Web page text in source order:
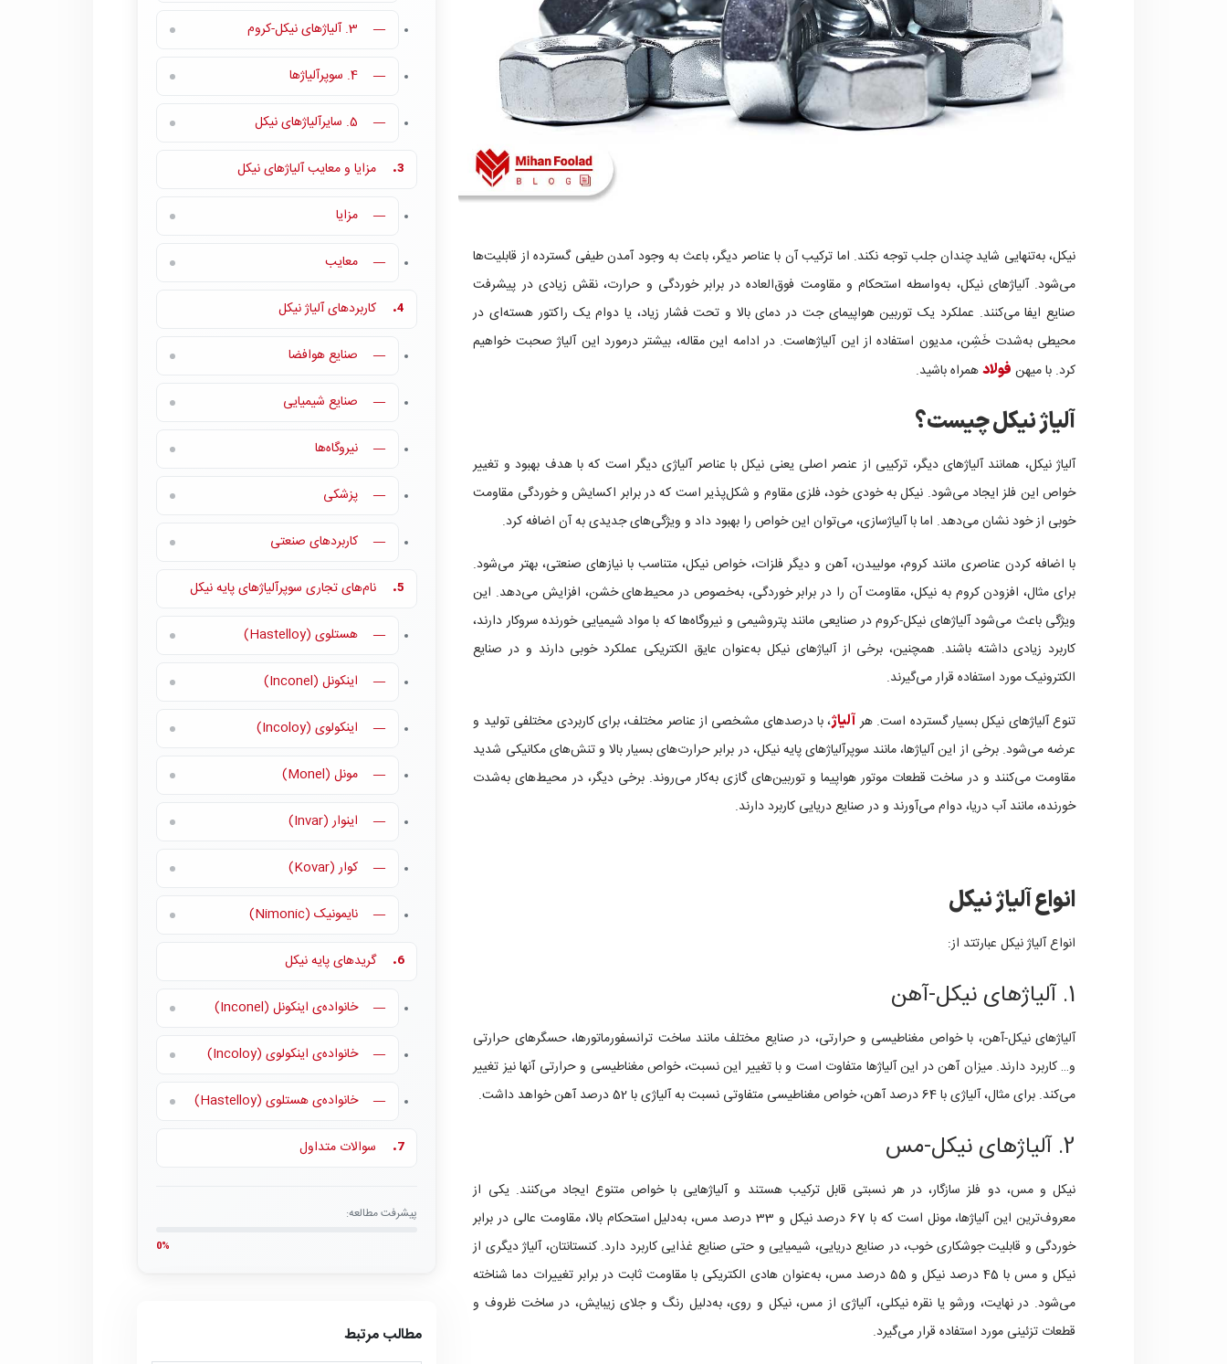
— 3. آلیاژهای نیکل-کروم
— 4. سوپرآلیاژها
— 5. سایرآلیاژهای نیکل
3. مزایا و معایب آلیاژهای نیکل
— مزایا
— معایب
4. کاربردهای آلیاژ نیکل
— صنایع هوافضا
— صنایع شیمیایی
— نیروگاه‌ها
— پزشکی
— کاربردهای صنعتی
5. نام‌های تجاری سوپرآلیاژهای پایه نیکل
— هستلوی (Hastelloy)
— اینکونل (Inconel)
— اینکولوی (Incoloy)
— مونل (Monel)
— اینوار (Invar)
— کوار (Kovar)
— نایمونیک (Nimonic)
6. گریدهای پایه نیکل
— خانواده‌ی اینکونل (Inconel)
— خانواده‌ی اینکولوی (Incoloy)
— خانواده‌ی هستلوی (Hastelloy)
7. سوالات متداول
پیشرفت مطالعه:
0%
مطالب مرتبط
نیکل، به‌تنهایی شاید چندان جلب توجه نکند. اما ترکیب آن با عناصر دیگر، باعث به وجود آمدن طیفی گسترده از قابلیت‌ها
می‌شود. آلیاژهای نیکل، به‌واسطه استحکام و مقاومت فوق‌العاده در برابر خوردگی و حرارت، نقش زیادی در پیشرفت
صنایع ایفا می‌کنند. عملکرد یک توربین هواپیمای جت در دمای بالا و تحت فشار زیاد، یا دوام یک راکتور هسته‌ای در
محیطی به‌شدت خَشِن، مدیون استفاده از این آلیاژهاست. در ادامه این مقاله، بیشتر درمورد این آلیاژ صحبت خواهیم
کرد. با میهن فولادهمراه باشید.
آلیاژ نیکل چیست؟
آلیاژ نیکل، همانند آلیاژهای دیگر، ترکیبی از عنصر اصلی یعنی نیکل با عناصر آلیاژی دیگر است که با هدف بهبود و تغییر
خواص این فلز ایجاد می‌شود. نیکل به خودی خود، فلزی مقاوم و شکل‌پذیر است که در برابر اکسایش و خوردگی مقاومت
خوبی از خود نشان می‌دهد. اما با آلیاژسازی، می‌توان این خواص را بهبود داد و ویژگی‌های جدیدی به آن اضافه کرد.
با اضافه کردن عناصری مانند کروم، مولیبدن، آهن و دیگر فلزات، خواص نیکل، متناسب با نیازهای صنعتی، بهتر می‌شود.
برای مثال، افزودن کروم به نیکل، مقاومت آن را در برابر خوردگی، به‌خصوص در محیط‌های خشن، افزایش می‌دهد. این
ویژگی باعث می‌شود آلیاژهای نیکل-کروم در صنایعی مانند پتروشیمی و نیروگاه‌ها که با مواد شیمیایی خورنده سروکار دارند،
کاربرد زیادی داشته باشند. همچنین، برخی از آلیاژهای نیکل به‌عنوان عایق الکتریکی عملکرد خوبی دارند و در صنایع
الکترونیک مورد استفاده قرار می‌گیرند.
تنوع آلیاژهای نیکل بسیار گسترده است. هر آلیاژ، با درصدهای مشخصی از عناصر مختلف، برای کاربردی مختلفی تولید و
عرضه می‌شود. برخی از این آلیاژها، مانند سوپرآلیاژهای پایه نیکل، در برابر حرارت‌های بسیار بالا و تنش‌های مکانیکی شدید
مقاومت می‌کنند و در ساخت قطعات موتور هواپیما و توربین‌های گازی به‌کار می‌روند. برخی دیگر، در محیط‌های به‌شدت
خورنده، مانند آب دریا، دوام می‌آورند و در صنایع دریایی کاربرد دارند.
انواع آلیاژ نیکل
انواع آلیاژ نیکل عبارتتد از:
1. آلیاژهای نیکل-آهن
آلیاژهای نیکل-آهن، با خواص مغناطیسی و حرارتی، در صنایع مختلف مانند ساخت ترانسفورماتورها، حسگرهای حرارتی
و… کاربرد دارند. میزان آهن در این آلیاژها متفاوت است و با تغییر این نسبت، خواص مغناطیسی و حرارتی آنها نیز تغییر
می‌کند. برای مثال، آلیاژی با 64 درصد آهن، خواص مغناطیسی متفاوتی نسبت به آلیاژی با 52 درصد آهن خواهد داشت.
2. آلیاژهای نیکل-مس
نیکل و مس، دو فلز سازگار، در هر نسبتی قابل ترکیب هستند و آلیاژهایی با خواص متنوع ایجاد می‌کنند. یکی از
معروف‌ترین این آلیاژها، مونل است که با 67 درصد نیکل و 33 درصد مس، به‌دلیل استحکام بالا، مقاومت عالی در برابر
خوردگی و قابلیت جوشکاری خوب، در صنایع دریایی، شیمیایی و حتی صنایع غذایی کاربرد دارد. کنستانتان، آلیاژ دیگری از
نیکل و مس با 45 درصد نیکل و 55 درصد مس، به‌عنوان هادی الکتریکی با مقاومت ثابت در برابر تغییرات دما شناخته
می‌شود. در نهایت، ورشو یا نقره نیکلی، آلیاژی از مس، نیکل و روی، به‌دلیل رنگ و جلای زیبایش، در ساخت ظروف و
قطعات تزئینی مورد استفاده قرار می‌گیرد.